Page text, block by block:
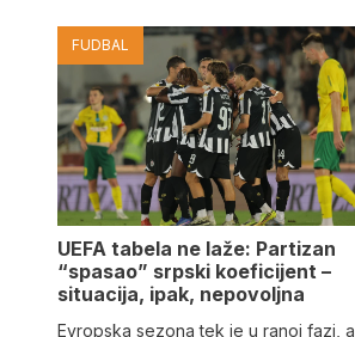
FUDBAL
UEFA tabela ne laže: Partizan
“spasao” srpski koeficijent –
situacija, ipak, nepovoljna
Evropska sezona tek je u ranoj fazi, a